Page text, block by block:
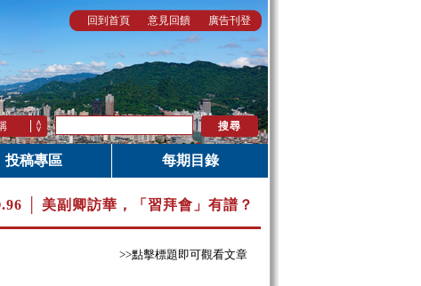
回到首頁 意見回饋 廣告刊登
投稿專區 每期目錄
│ 美副卿訪華，「習拜會」有譜？
>>點擊標題即可觀看文章